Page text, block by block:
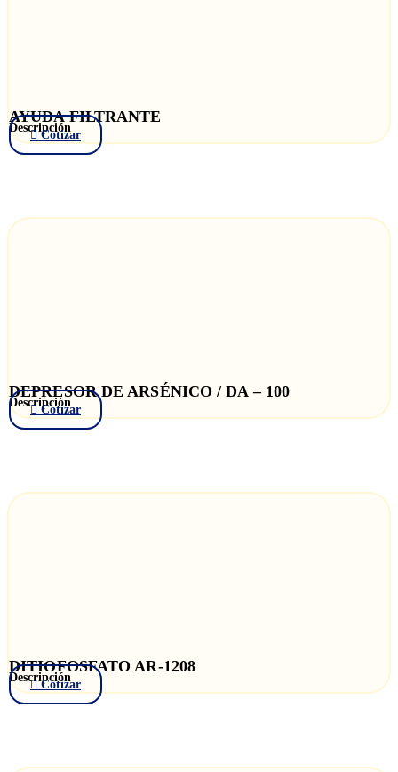
AYUDA FILTRANTE
Descripción
Cotizar
DEPRESOR DE ARSÉNICO / DA – 100
Descripción
Cotizar
DITIOFOSFATO AR-1208
Descripción
Cotizar